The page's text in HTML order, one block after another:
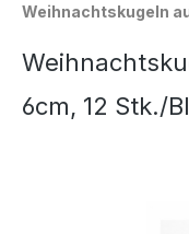
Weihnachtskugeln
6cm, 12 Stk./